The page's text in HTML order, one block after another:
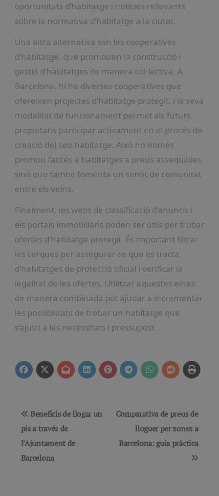
oportunitats d’habitatge i notícies rellevants
sobre la normativa d’habitatge a la ciutat.
Una altra alternativa són les cooperatives
d’habitatge, que promouen la construcció i
gestió d’habitatges de manera col·lectiva. A
Barcelona, hi ha diverses cooperatives que
ofereixen projectes d’habitatge protegit, i la seva
modalitat de funcionament permet als futurs
propietaris participar activament en el procés de
creació del seu habitatge. Això no només
promou l’accés a habitatges a preus assequibles,
sinó que també fomenta un sentit de comunitat
entre els veïns.
Finalment, les webs de classificació d’anuncis i
els portals immobiliaris poden ser útils per trobar
ofertes d’habitatge protegit. És important filtrar
les cerques per assegurar-se que es tracta
d’habitatges de protecció oficial i verificar la
legalitat de les ofertes. Utilitzar aquestes eines
de manera combinada pot ajudar a incrementar
les possibilitats de trobar un habitatge que
s’ajusti a les necessitats i pressupost.
Navegación
de
entradas
Beneficis de llogar un
pis a través de
l’Ajuntament de
Barcelona
Comparativa de preus de
lloguer per zones a
Barcelona: guia pràctica